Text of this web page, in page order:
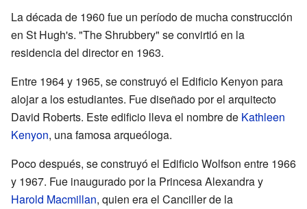
La década de 1960 fue un período de mucha construcción
en St Hugh's. "The Shrubbery" se convirtió en la
residencia del director en 1963.
Entre 1964 y 1965, se construyó el Edificio Kenyon para
alojar a los estudiantes. Fue diseñado por el arquitecto
David Roberts. Este edificio lleva el nombre de Kathleen
Kenyon, una famosa arqueóloga.
Poco después, se construyó el Edificio Wolfson entre 1966
y 1967. Fue inaugurado por la Princesa Alexandra y
Harold Macmillan, quien era el Canciller de la